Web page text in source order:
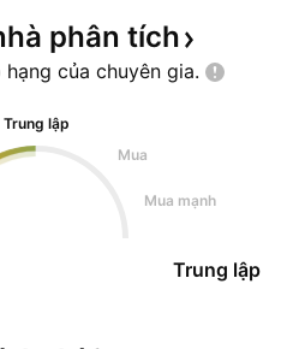
phân tích
của chuyên gia.
Trung lập
Mua
Mua mạnh
Trung lập